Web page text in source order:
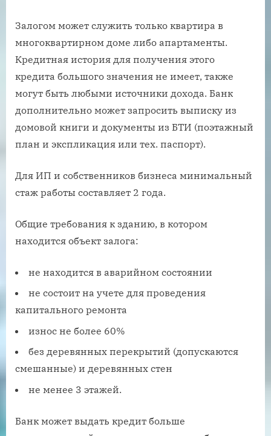
Залогом может служить только квартира в
многоквартирном доме либо апартаменты.
Кредитная история для получения этого
кредита большого значения не имеет, также
могут быть любыми источники дохода. Банк
дополнительно может запросить выписку из
домовой книги и документы из БТИ (поэтажный
план и экспликация или тех. паспорт).
Для ИП и собственников бизнеса минимальный
стаж работы составляет 2 года.
Общие требования к зданию, в котором
находится объект залога:
не находится в аварийном состоянии
не состоит на учете для проведения
капитального ремонта
износ не более 60%
без деревянных перекрытий (допускаются
смешанные) и деревянных стен
не менее 3 этажей.
Банк может выдать кредит больше